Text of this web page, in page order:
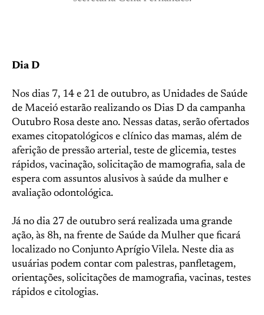
Dia D
Nos dias 7, 14 e 21 de outubro, as Unidades de Saúde
de Maceió estarão realizando os Dias D da campanha
Outubro Rosa deste ano. Nessas datas, serão ofertados
exames citopatológicos e clínico das mamas, além de
aferição de pressão arterial, teste de glicemia, testes
rápidos, vacinação, solicitação de mamografia, sala de
espera com assuntos alusivos à saúde da mulher e
avaliação odontológica.
Já no dia 27 de outubro será realizada uma grande
ação, às 8h, na frente de Saúde da Mulher que ficará
localizado no Conjunto Aprígio Vilela. Neste dia as
usuárias podem contar com palestras, panfletagem,
orientações, solicitações de mamografia, vacinas, testes
rápidos e citologias.